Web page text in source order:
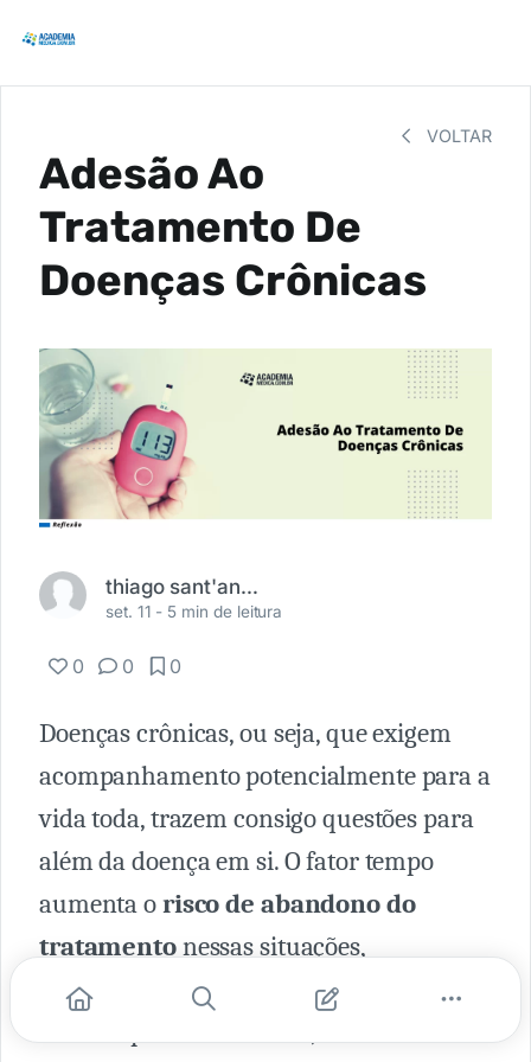
VOLTAR
Adesão Ao
Tratamento De
Doenças Crônicas
thiago sant'anna da silva
set. 11 - 5 min de leitura
0 0 0
Doenças crônicas, ou seja, que exigem
acompanhamento potencialmente para a
vida toda, trazem consigo questões para
além da doença em si. O fator tempo
aumenta orisco de abandono do
tratamentonessas situações,
umproblema complexo e altamente